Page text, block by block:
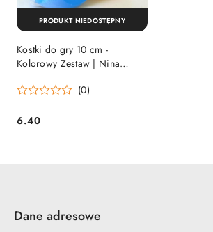
Kostki do gry 10 cm -
Kolorowy Zestaw | Nina
(0)
Cena:
6.40
PRODUKT NIEDOSTĘPNY
Dane adresowe